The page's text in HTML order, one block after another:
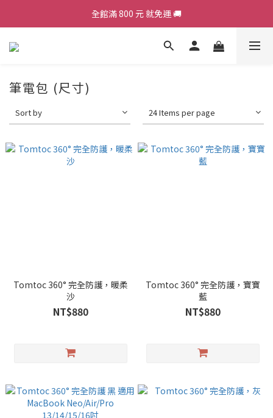
加入會員，現領 50 元購物金 ε٩(๑> ₃ <)۶з全館滿 800 元 就免運 🚚
加入會員，現領 50 元購物金 ε٩(๑> ₃ <)۶з
筆電包 (尺寸)
Sort by 24 Items per page
Tomtoc 360° 完全防護，暖柔
沙
NT$880
Tomtoc 360° 完全防護，寶寶
藍
NT$880